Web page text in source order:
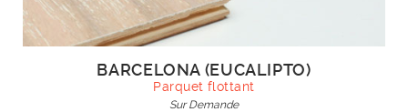
BARCELONA (EUCALIPTO)
Parquet flottant
Sur Demande